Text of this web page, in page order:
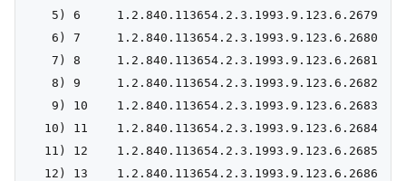
   5) 6     1.2.840.113654.2.3.1993.9.123.6.2679
   6) 7     1.2.840.113654.2.3.1993.9.123.6.2680
   7) 8     1.2.840.113654.2.3.1993.9.123.6.2681
   8) 9     1.2.840.113654.2.3.1993.9.123.6.2682
   9) 10    1.2.840.113654.2.3.1993.9.123.6.2683
  10) 11    1.2.840.113654.2.3.1993.9.123.6.2684
  11) 12    1.2.840.113654.2.3.1993.9.123.6.2685
  12) 13    1.2.840.113654.2.3.1993.9.123.6.2686